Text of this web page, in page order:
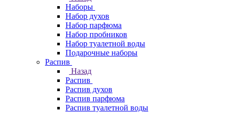
Наборы
Набор духов
Набор парфюма
Набор пробников
Набор туалетной воды
Подарочные наборы
Распив
Назад
Распив
Распив духов
Распив парфюма
Распив туалетной воды